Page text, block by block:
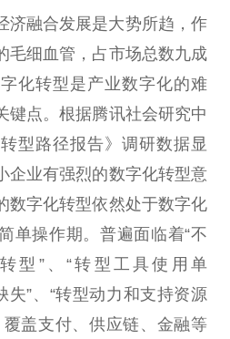
济融合发展是大势所趋，作
毛细血管，占市场总数九成
化转型是产业数字化的难
键点。根据腾讯社会研究中
型路径报告》调研数据显
企业有强烈的数字化转型意
数字化转型依然处于数字化
单操作期。普遍面临着“不
型”、“转型工具使用单
失”、“转型动力和支持资源
盖支付、供应链、 金融等